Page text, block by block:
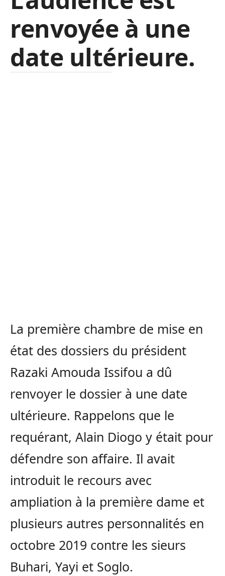
renvoyée à une
date ultérieure.
La première chambre de mise en
état des dossiers du président
Razaki Amouda Issifou a dû
renvoyer le dossier à une date
ultérieure. Rappelons que le
requérant, Alain Diogo y était pour
défendre son affaire. Il avait
introduit le recours avec
ampliation à la première dame et
plusieurs autres personnalités en
octobre 2019 contre les sieurs
Buhari, Yayi et Soglo.